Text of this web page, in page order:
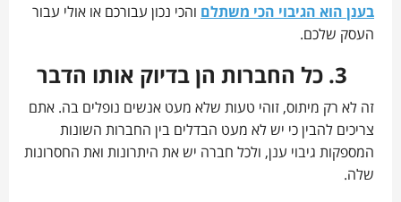
בענן הוא הגיבוי הכי משתלם והכי נכון עבורכם או אולי עבור
העסק שלכם.
זה לא רק מיתוס, זוהי טעות שלא מעט אנשים נופלים בה. אתם
צריכים להבין כי יש לא מעט הבדלים בין החברות השונות
המספקות גיבוי ענן, ולכל חברה יש את היתרונות ואת החסרונות
שלה.